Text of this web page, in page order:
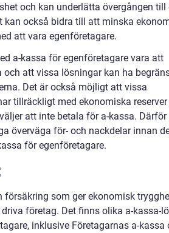
och kan underlätta övergången till
kan också bidra till att minska
att vara egenföretagare.
a-kassa för egenföretagare vara att
att vissa lösningar kan ha
Det är också möjligt att vissa
tillräckligt med ekonomiska reserver
att inte betala för a-kassa. Därför
överväga för- och nackdelar innan
för egenföretagare.
försäkring som ger ekonomisk
företag. Det finns olika a-kassa-
inklusive Företagarnas a-kassa